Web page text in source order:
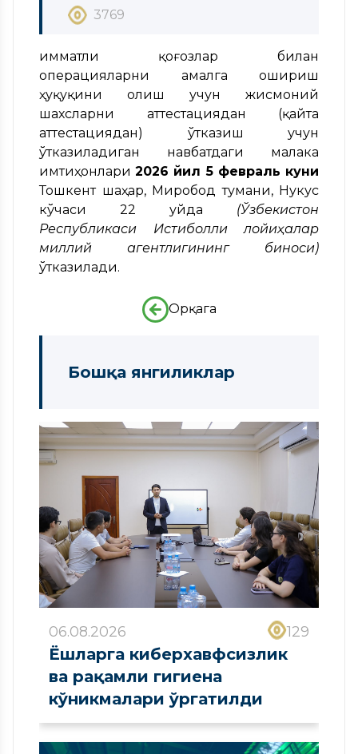
3769
Қимматли қоғозлар билан
операцияларни амалга ошириш
ҳуқуқини олиш учун жисмоний
шахсларни аттестациядан (қайта
аттестациядан) ўтказиш учун
ўтказиладиган навбатдаги малака
имтиҳонлари2026 йил 5 февраль куни
Тошкент шаҳар, Миробод тумани, Нукус
кўчаси 22 уйда (Ўзбекистон
Республикаси
Истиқболли
лойиҳалар
миллий
агентлигининг биноси)
ўтказилади.
Орқага
Бошқа янгиликлар
06.08.2026 129
Ёшларга киберхавфсизлик
ва рақамли гигиена
кўникмалари ўргатилди